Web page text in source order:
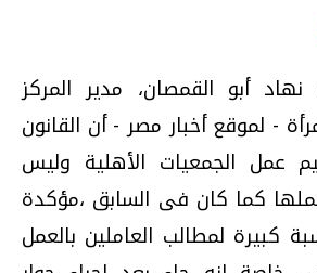
أبو القمصان، مدير المركز
- لموقع أخبار مصر - أن القانون
عمل الجمعيات الأهلية وليس
كما كان فى السابق ،مؤكدة
كبيرة لمطالب العاملين بالعمل